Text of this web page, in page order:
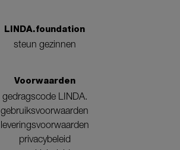
LINDA.foundation
steun gezinnen
Voorwaarden
gedragscode LINDA.
gebruiksvoorwaarden
leveringsvoorwaarden
privacybeleid